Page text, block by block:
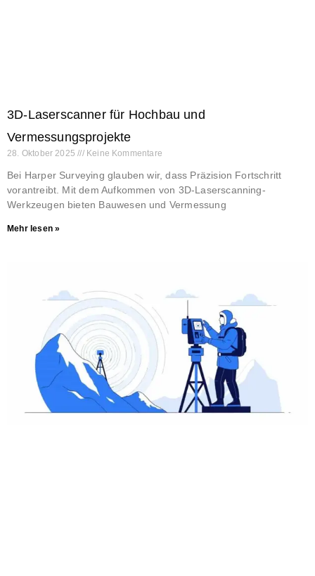
3D-Laserscanner für Hochbau und
Vermessungsprojekte
28. Oktober 2025 Keine Kommentare
Bei Harper Surveying glauben wir, dass Präzision Fortschritt
vorantreibt. Mit dem Aufkommen von 3D-Laserscanning-
Werkzeugen bieten Bauwesen und Vermessung
Mehr lesen »